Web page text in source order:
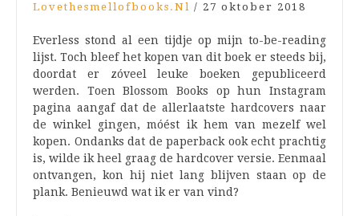
Lovethesmellofbooks.nl / 27 oktober 2018
Everless stond al een tijdje op mijn to-be-reading
lijst. Toch bleef het kopen van dit boek er steeds bij,
doordat er zóveel leuke boeken gepubliceerd
werden. Toen Blossom Books op hun Instagram
pagina aangaf dat de allerlaatste hardcovers naar
de winkel gingen, móést ik hem van mezelf wel
kopen. Ondanks dat de paperback ook echt prachtig
is, wilde ik heel graag de hardcover versie. Eenmaal
ontvangen, kon hij niet lang blijven staan op de
plank. Benieuwd wat ik er van vind?